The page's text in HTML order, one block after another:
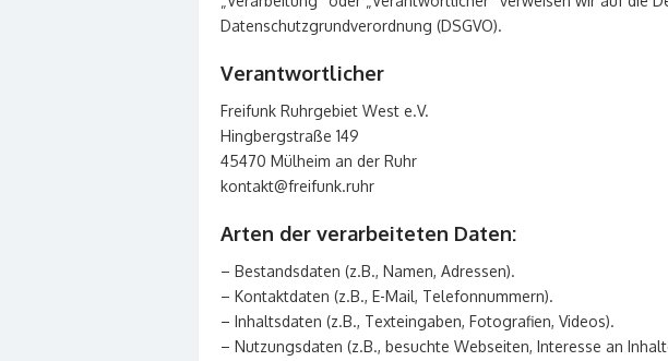
Datenschutzgrundverordnung (DSGVO).
Verantwortlicher
Freifunk Ruhrgebiet West e.V.
Hingbergstraße 149
45470 Mülheim an der Ruhr
kontakt@freifunk.ruhr
Arten der verarbeiteten Daten:
– Bestandsdaten (z.B., Namen, Adressen).
– Kontaktdaten (z.B., E-Mail, Telefonnummern).
– Inhaltsdaten (z.B., Texteingaben, Fotografien, Videos).
– Nutzungsdaten (z.B., besuchte Webseiten, Interesse an